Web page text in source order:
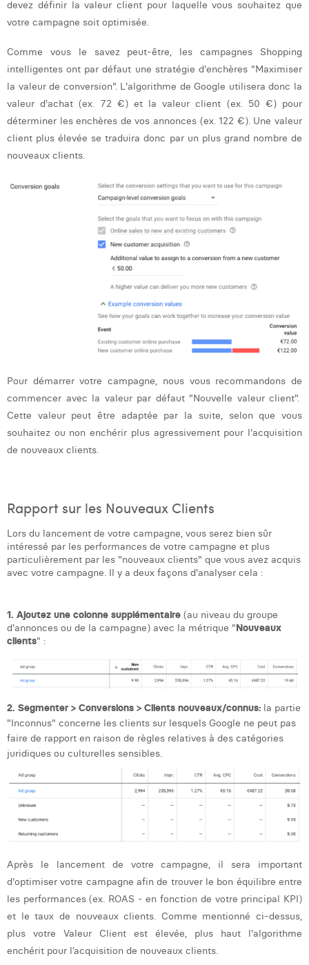
devez définir la valeur client pour laquelle vous souhaitez que
votre campagne soit optimisée.
Comme vous le savez peut-être, les campagnes Shopping
intelligentes ont par défaut une stratégie d'enchères "Maximiser
la valeur de conversion". L'algorithme de Google utilisera donc la
valeur d'achat (ex. 72 €) et la valeur client (ex. 50 €) pour
déterminer les enchères de vos annonces (ex. 122 €). Une valeur
client plus élevée se traduira donc par un plus grand nombre de
nouveaux clients.
Pour démarrer votre campagne, nous vous recommandons de
commencer avec la valeur par défaut "Nouvelle valeur client".
Cette valeur peut être adaptée par la suite, selon que vous
souhaitez ou non enchérir plus agressivement pour l'acquisition
de nouveaux clients.
Rapport sur les Nouveaux Clients
Lors du lancement de votre campagne, vous serez bien sûr
intéressé par les performances de votre campagne et plus
particulièrement par les "nouveaux clients" que vous avez acquis
avec votre campagne. Il y a deux façons d'analyser cela :
1. Ajoutez une colonne supplémentaire (au niveau du groupe
d'annonces ou de la campagne) avec la métrique "Nouveaux
clients" :
2. Segmenter > Conversions > Clients nouveaux/connus: la partie
"Inconnus" concerne les clients sur lesquels Google ne peut pas
faire de rapport en raison de règles relatives à des catégories
juridiques ou culturelles sensibles.
Après le lancement de votre campagne, il sera important
d'optimiser votre campagne afin de trouver le bon équilibre entre
les performances (ex. ROAS - en fonction de votre principal KPI)
et le taux de nouveaux clients. Comme mentionné ci-dessus,
plus votre Valeur Client est élevée, plus haut l'algorithme
enchérit pour l’acquisition de nouveaux clients.